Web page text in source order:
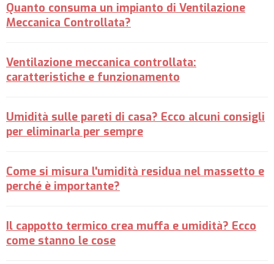
Quanto consuma un impianto di Ventilazione
Meccanica Controllata?
Ventilazione meccanica controllata:
caratteristiche e funzionamento
Umidità sulle pareti di casa? Ecco alcuni consigli
per eliminarla per sempre
Come si misura l'umidità residua nel massetto e
perché è importante?
Il cappotto termico crea muffa e umidità? Ecco
come stanno le cose